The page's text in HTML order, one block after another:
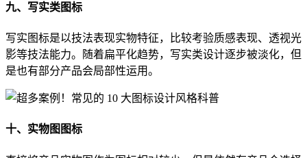
九、写实类图标
写实图标是以技法表现实物特征，比较考验质感表现、透视光
影等技法能力。随着扁平化趋势，写实类设计逐步被淡化，但
是也有部分产品会局部性运用。
十、实物图图标